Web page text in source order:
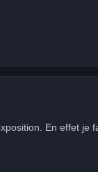
En effet je